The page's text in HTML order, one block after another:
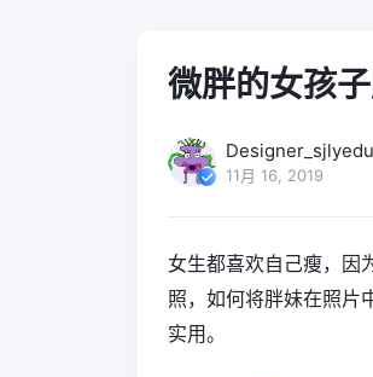
微胖的女孩
Designer_sjlyedu
11月 16, 2019
女生都喜欢自己瘦，因
照，如何将胖妹在照片
实用。